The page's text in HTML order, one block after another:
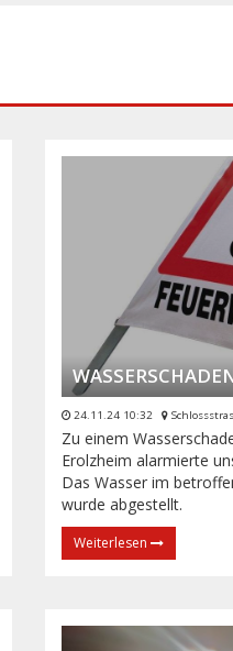
24.11.24 10:32
Zu einem
Erolzheim alarmierte
Das Wasser im
wurde abgestellt.
Weiterlesen